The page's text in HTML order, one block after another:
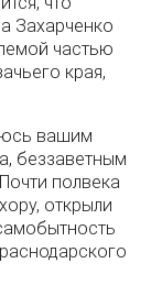
Захарченко
частью
края,
вашим
беззаветным
полвека
открыли